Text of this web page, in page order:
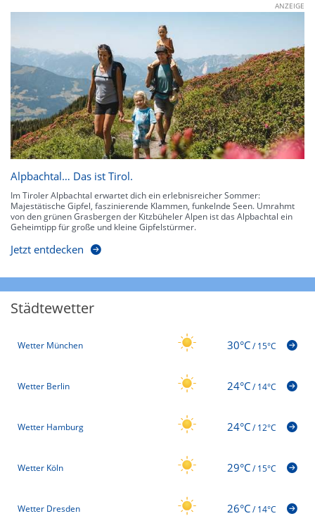
ANZEIGE
Alpbachtal… Das ist Tirol.
Im Tiroler Alpbachtal erwartet dich ein erlebnisreicher Sommer:
Majestätische Gipfel, faszinierende Klammen, funkelnde Seen. Umrahmt
von den grünen Grasbergen der Kitzbüheler Alpen ist das Alpbachtal ein
Geheimtipp für große und kleine Gipfelstürmer.
Jetzt entdecken
Städtewetter
Wetter München 30°C/15°C
Wetter Berlin 24°C/14°C
Wetter Hamburg 24°C/12°C
Wetter Köln 29°C/15°C
Wetter Dresden 26°C/14°C